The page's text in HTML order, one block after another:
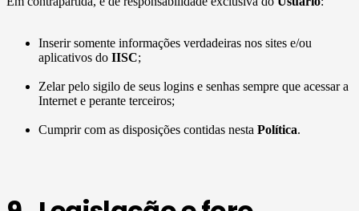
Inserir somente informações verdadeiras nos sites e/ou
aplicativos do IISC;
Zelar pelo sigilo de seus logins e senhas sempre que acessar a
Internet e perante terceiros;
Cumprir com as disposições contidas nesta Política.